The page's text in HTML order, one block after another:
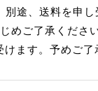
途、送料を申
めご了承ください
ます。予めご了